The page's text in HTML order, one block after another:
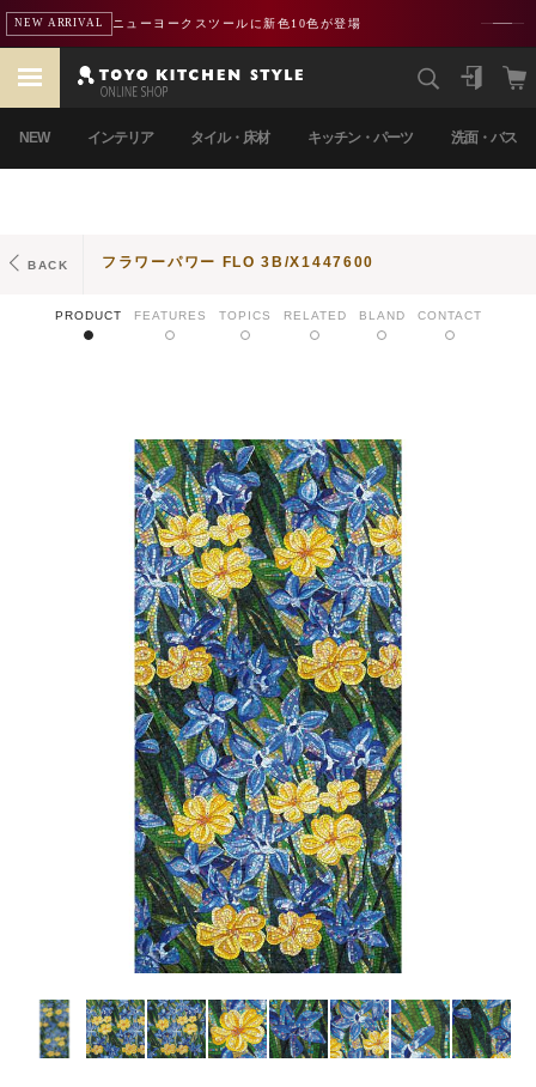
NEW ARRIVAL ニューヨークスツールに新色10色が登場
NEW インテリア タイル・床材 キッチン・パーツ 洗面・バス
BACK フラワーパワー FLO 3B/X1447600
PRODUCT FEATURES TOPICS RELATED BLAND CONTACT